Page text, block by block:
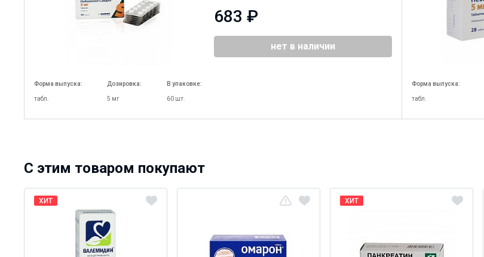
Форма выпуска:
табл.
Дозировка:
5 мг
В упаковке:
60 шт.
683 ₽
нет в наличии
Форма выпуска:
табл.
C этим товаром покупают
ХИТ ХИТ